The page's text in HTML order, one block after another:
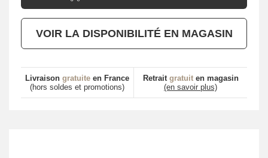
VOIR LA DISPONIBILITÉ EN MAGASIN
Livraison gratuite en France
(hors soldes et promotions)
Retrait gratuiten magasin
(en savoir plus)